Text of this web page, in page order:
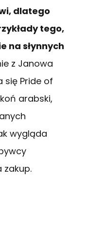
dlatego
tego,
na słynnych
z Janowa
się Pride of
arabski,
wygląda
zakup.